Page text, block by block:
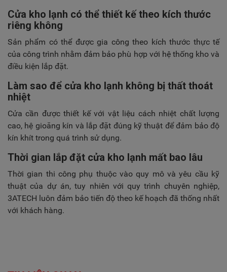
Cửa kho lạnh có thể thiết kế theo kích thước
riêng không
Sản phẩm có thể được gia công theo kích thước thực tế
của công trình nhằm đảm bảo phù hợp với hệ thống kho và
điều kiện lắp đặt.
Làm sao để cửa kho lạnh không bị thất thoát
nhiệt
Cửa cần được thiết kế với vật liệu cách nhiệt chất lượng
cao, hệ gioăng kín và lắp đặt đúng kỹ thuật để đảm bảo độ
kín khít trong quá trình sử dụng.
Thời gian lắp đặt cửa kho lạnh mất bao lâu
Thời gian thi công phụ thuộc vào quy mô và yêu cầu kỹ
thuật của dự án, tuy nhiên với quy trình chuyên nghiệp,
3ATECH luôn đảm bảo tiến độ theo kế hoạch đã thống nhất
với khách hàng.